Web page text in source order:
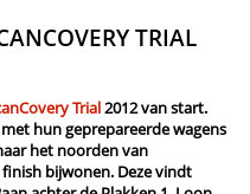
TRIAL
Trial2012 van start.
hun geprepareerde wagens
het noorden van
bijwonen. Deze vindt